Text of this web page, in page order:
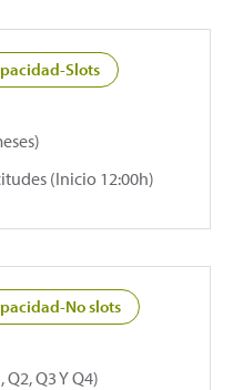
Slots
(Inicio 12:00h)
No slots
Q3 Y Q4)